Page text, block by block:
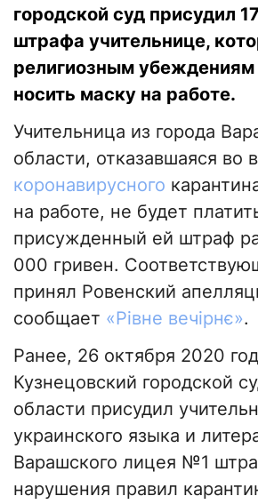
городской суд присудил
штрафа учительнице,
религиозным убеждениям
носить маску на работе.
Учительница из города
области, отказавшаяся во
коронавирусного
на работе, не будет
присужденный ей штраф
000 гривен.
принял Ровенский
сообщает «Рівне вечірнє».
Ранее, 26 октября 2020
Кузнецовский городской
области присудил
украинского языка и
Варашского лицея №1
нарушения правил